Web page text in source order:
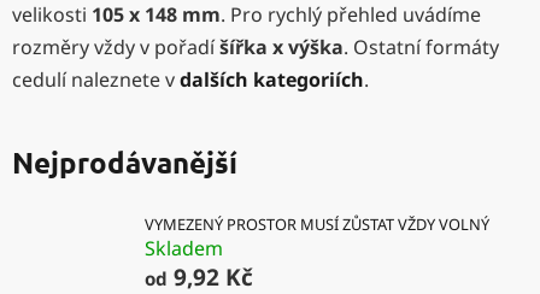
velikosti 105 x 148 mm. Pro rychlý přehled uvádíme
rozměry vždy v pořadíšířka x výška. Ostatní formáty
cedulí naleznete vdalších kategoriích.
Nejprodávanější
VYMEZENÝ PROSTOR MUSÍ ZŮSTAT VŽDY VOLNÝ
Skladem
od 9,92 Kč